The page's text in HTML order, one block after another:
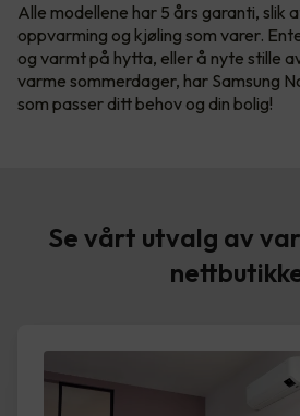
Alle modellene har 5 års garanti, slik
oppvarming og kjøling som varer.
og varmt på hytta, eller å nyte stille
varme sommerdager, har Samsung
som passer ditt behov og din bolig!
Se vårt utvalg av